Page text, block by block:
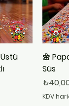
🌼
Süs
Fiyat
KDV